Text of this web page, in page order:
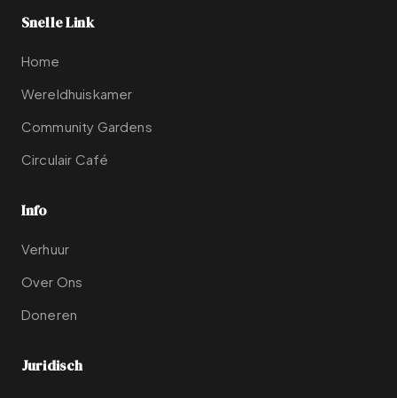
Snelle Link
Home
Wereldhuiskamer
Community Gardens
Circulair Café
Info
Verhuur
Over Ons
Doneren
Juridisch